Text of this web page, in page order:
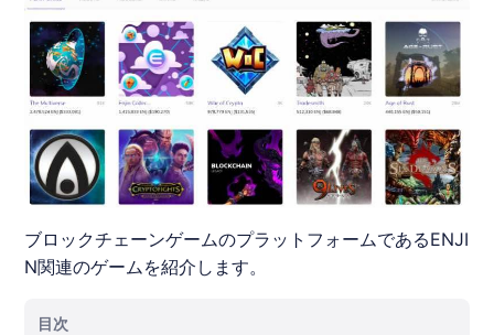
ブロックチェーンゲームのプラットフォームであるENJI
N関連のゲームを紹介します。
目次